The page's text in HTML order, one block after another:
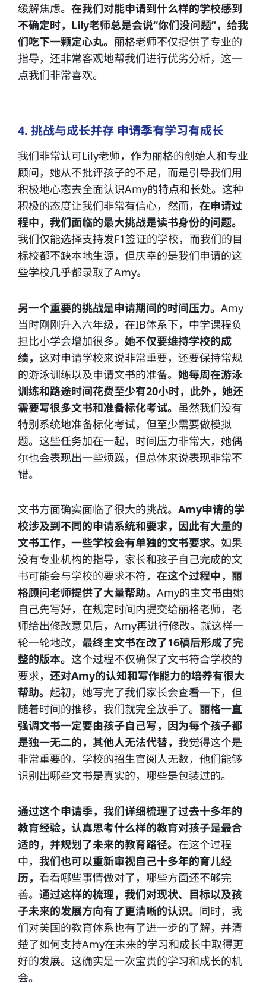
缓解焦虑。 在我们对能申请到什么样的学校感到
不确定时，Lily老师总是会说“你们没问题”，给我
们吃下一颗定心丸。 丽格老师不仅提供了专业的
指导，还非常客观地帮我们进行优劣分析，这一
点我们非常喜欢。
4. 挑战与成长并存 申请季有学习有成长
我们非常认可Lily老师，作为丽格的创始人和专业
顾问，她从不批评孩子的不足，而是引导我们用
积极地心态去全面认识Amy的特点和长处。这种
积极的态度让我们非常有信心，然而， 在申请过
程中，我们面临的最大挑战是读书身份的问题。
我们仅能选择支持发F1签证的学校，而我们的目
标校都不缺本地生源，但庆幸的是我们申请的这
些学校几乎都录取了Amy。
另一个重要的挑战是申请期间的时间压力。 Amy
当时刚刚升入六年级，在IB体系下，中学课程负
担比小学会增加很多。 她不仅要维持学校的成
绩， 这对申请学校来说非常重要，还要保持常规
的游泳训练以及申请文书的准备。 她每周在游泳
训练和路途时间花费至少有20小时，此外，她还
需要写很多文书和准备标化考试。 虽然我们没有
特别系统地准备标化考试，但至少需要做模拟
题。这些任务加在一起，时间压力非常大，她偶
尔也会表现出一些烦躁，但总体来说表现非常不
错。
文书方面确实面临了很大的挑战。 Amy申请的学
校涉及到不同的申请系统和要求，因此有大量的
文书工作，一些学校会有单独的文书要求。 如果
没有专业机构的指导，家长和孩子自己完成的文
书可能会与学校的要求不符， 在这个过程中，丽
格顾问老师提供了大量帮助。 Amy的主文书由她
自己先写好，在规定时间内提交给丽格老师，老
师给出修改意见后，Amy再进行修改。就这样一
轮一轮地改， 最终主文书在改了16稿后形成了完
整的版本。 这个过程不仅确保了文书符合学校的
要求， 还对Amy的认知和写作能力的培养有很大
帮助。 起初，她写完了我们家长会查看一下，但
随着时间的推移，我们就完全放手了。 丽格一直
强调文书一定要由孩子自己写，因为每个孩子都
是独一无二的，其他人无法代替， 我觉得这个是
非常重要的。学校的招生官阅人无数，他们能够
识别出哪些文书是真实的，哪些是包装过的。
通过这个申请季，我们详细梳理了过去十多年的
教育经验，认真思考什么样的教育对孩子是最合
适的，并规划了未来的教育路径。 在这个过程
中， 我们也可以重新审视自己十多年的育儿经
历， 看看哪些事情做对了，哪些方面还不够完
善。 通过这样的梳理，我们对现状、目标以及孩
子未来的发展方向有了更清晰的认识。 同时，我
们对美国的教育体系也有了进一步的了解，并清
楚了如何支持Amy在未来的学习和成长中取得更
好的发展。这确实是一次宝贵的学习和成长的机
会。